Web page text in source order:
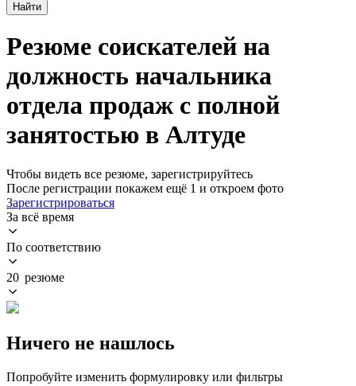
Найти
Резюме соискателей на
должность начальника
отдела продаж с полной
занятостью в Алтуде
Чтобы видеть все резюме, зарегистрируйтесь
После регистрации покажем ещё 1 и откроем фото
Зарегистрироваться
За всё время
По соответствию
20 резюме
Ничего не нашлось
Попробуйте изменить формулировку или фильтры